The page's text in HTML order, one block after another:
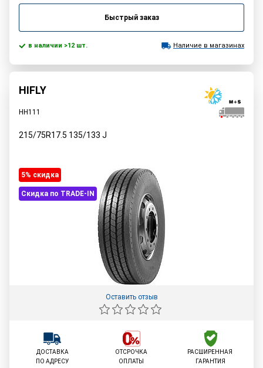
Быстрый заказ
в наличии >12 шт. Наличие в магазинах
HIFLY
HH111
215/75R17.5 135/133 J
5% cкидка
Скидка по TRADE-IN
Оставить отзыв
ДОСТАВКА
ПО АДРЕСУ
ОТСРОЧКА
ОПЛАТЫ
РАСШИРЕННАЯ
ГАРАНТИЯ